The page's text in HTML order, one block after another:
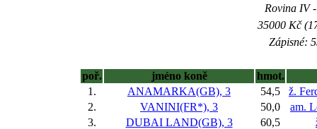
Rovina IV
35000 Kč
Zápisné:
poř. jméno koně
hmot.
1.
ANAMARKA(GB), 3 54,5
ž.
2.
VANINI(FR*), 3 50,0
am.
3.
DUBAI LAND(GB), 3 60,5